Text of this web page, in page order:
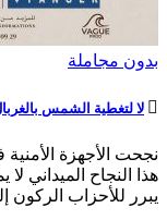
بدون مجاملة
لا لتغطية الشمس
نجحت الأجهزة
هذا النجاح الميداني
يبرر للأحزاب الركون